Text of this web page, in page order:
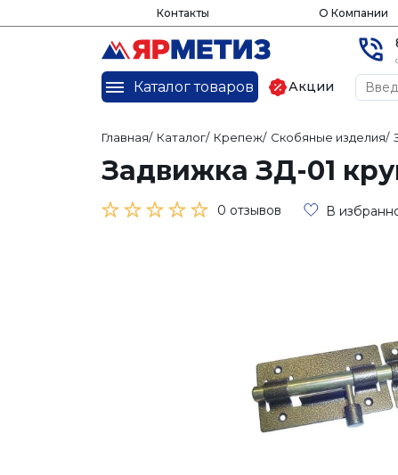
Контакты О Компании
Каталог товаров Акции
Главная/ Каталог/ Крепеж/ Скобяные изделия/
Задвижка ЗД-01
0 отзывов В